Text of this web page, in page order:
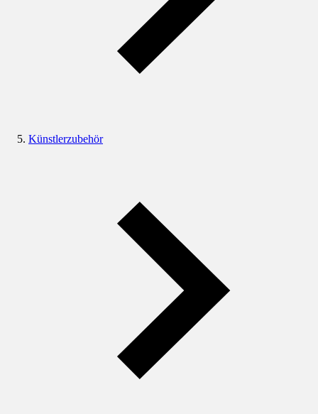
Künstlerzubehör